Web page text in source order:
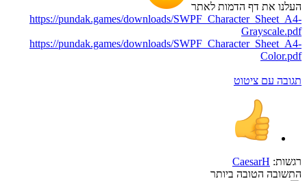
העלנו את דף הדמות לאתר
https://pundak.games/downloads/SWPF_Character_Sheet_A4-
Grayscale.pdf
https://pundak.games/downloads/SWPF_Character_Sheet_A4-
Color.pdf
תגובה עם ציטוט
רגשות: CaesarH
התשובה הטובה ביותר